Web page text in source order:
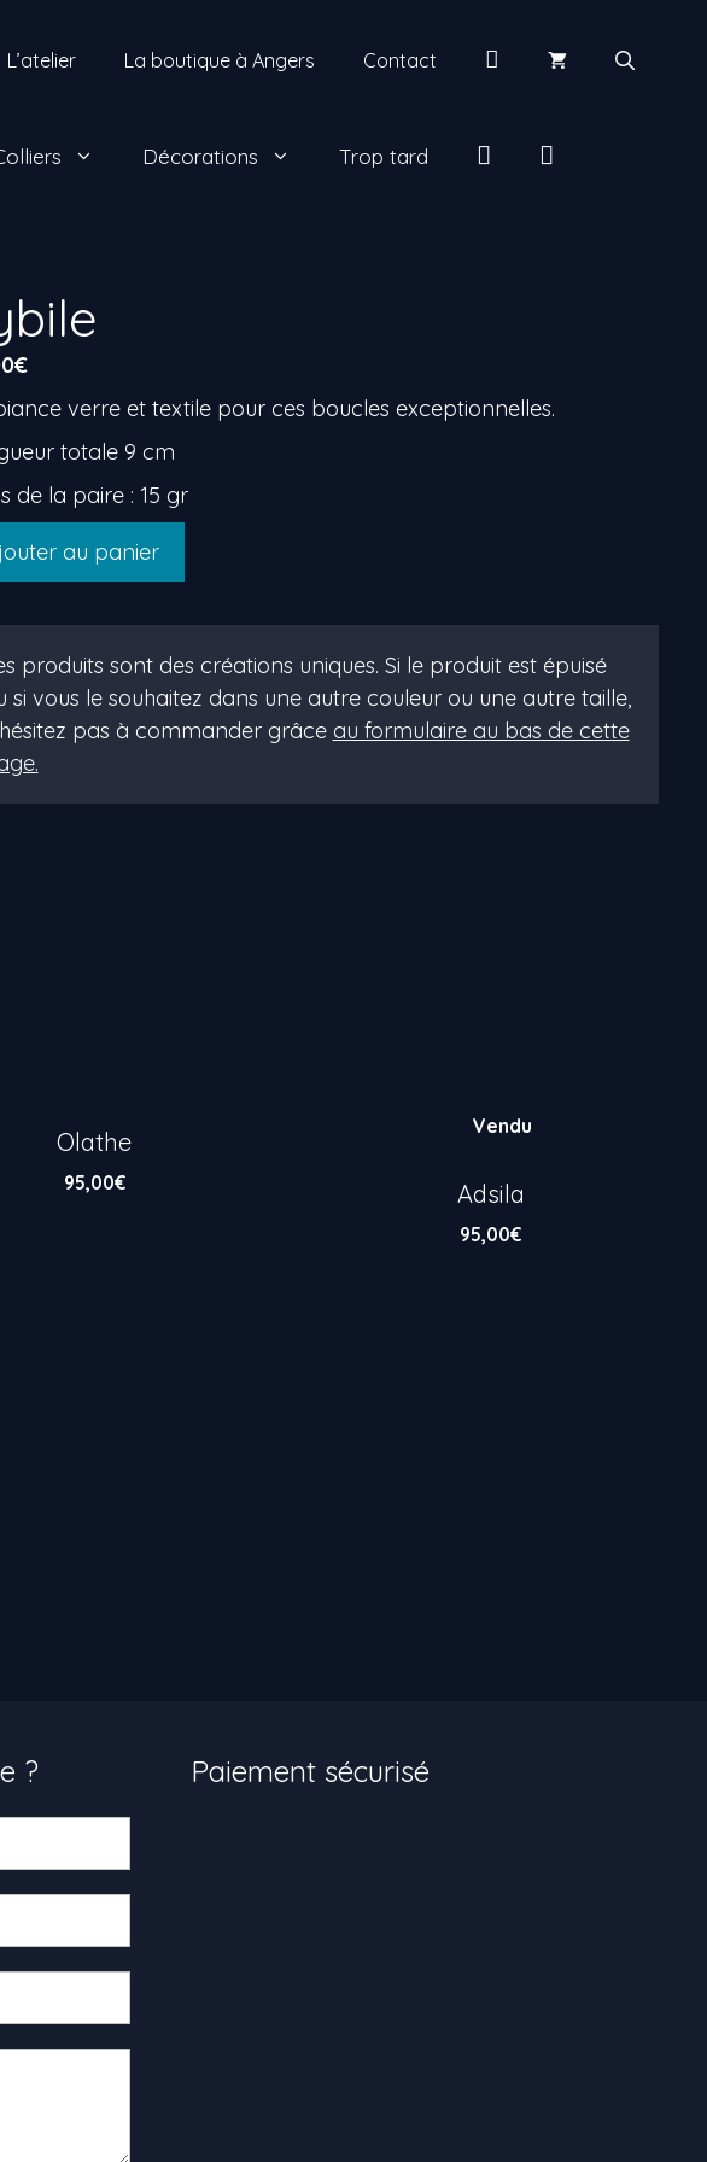
L’atelier La boutique à Angers Contact
Décorations Trop tard
€
verre et textile pour ces boucles exceptionnelles.
totale 9 cm
de la paire : 15 gr
au panier
produits sont des créations uniques. Si le produit est épuisé
si vous le souhaitez dans une autre couleur ou une autre taille,
pas à commander grâce au formulaire au bas de cette
Olathe
95,00€
Vendu
Adsila
95,00€
? Paiement sécurisé